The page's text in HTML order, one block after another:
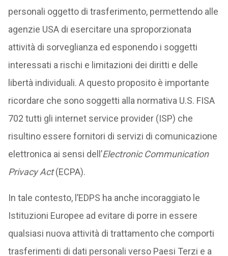
personali oggetto di trasferimento, permettendo alle
agenzie USA di esercitare una sproporzionata
attività di sorveglianza ed esponendo i soggetti
interessati a rischi e limitazioni dei diritti e delle
libertà individuali. A questo proposito è importante
ricordare che sono soggetti alla normativa U.S. FISA
702 tutti gli internet service provider (ISP) che
risultino essere fornitori di servizi di comunicazione
elettronica ai sensi dell’Electronic Communication
Privacy Act(ECPA).
In tale contesto, l’EDPS ha anche incoraggiato le
Istituzioni Europee ad evitare di porre in essere
qualsiasi nuova attività di trattamento che comporti
trasferimenti di dati personali verso Paesi Terzi e a